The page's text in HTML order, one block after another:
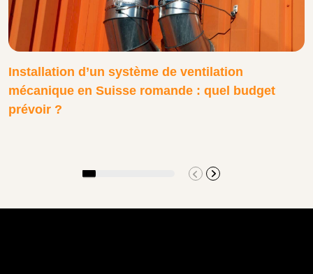
Installation d’un système de ventilation
mécanique en Suisse romande : quel budget
prévoir ?